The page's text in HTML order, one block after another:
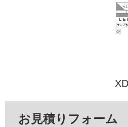
お見積りフォーム